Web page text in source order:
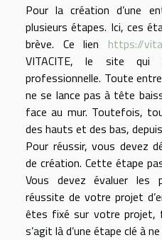
Pour la création d’une
plusieurs étapes. Ici, ces
brève. Ce lien https://
VITACITE, le site qui
professionnelle. Toute
ne se lance pas à tête
face au mur. Toutefois,
des hauts et des bas,
Pour réussir, vous devez
de création. Cette étape
Vous devez évaluer les
réussite de votre projet
êtes fixé sur votre projet,
s’agit là d’une étape clé à